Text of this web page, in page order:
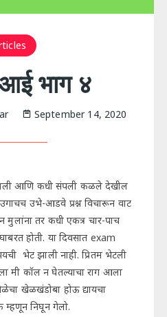
आई भाग ४
September 14, 2020
आणि कधी संपली कळले देखील
उभे-आडवे प्रश्न विचारून वाट
मुलांना तर कधी एकत्र चार-पाच
होती. या दिवसात exam
भेट झाली नाही. प्रितम भेटली
मी कॉल न घेतल्याचा राग आला
खेळखंडोबा होऊ द्यायचा
म्हणून निघून गेलो.